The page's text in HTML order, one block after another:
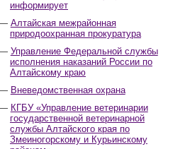
информирует
Алтайская межрайонная
природоохранная прокуратура
Управление Федеральной службы
исполнения наказаний России по
Алтайскому краю
Вневедомственная охрана
КГБУ «Управление ветеринарии
государственной ветеринарной
службы Алтайского края по
Змеиногорскому и Курьинскому